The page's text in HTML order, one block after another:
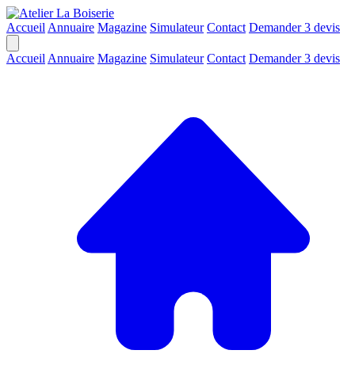
Accueil Annuaire Magazine Simulateur Contact Demander 3 devis
Accueil Annuaire Magazine Simulateur Contact Demander 3 devis